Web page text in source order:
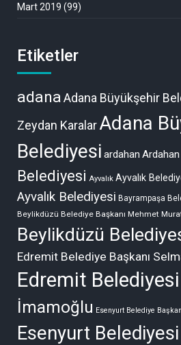
Mart 2019 (99)
Etiketler
adanaAdana Büyükşehir
Zeydan KaralarAdana
Belediyesi ardahan
Belediyesi Ayvalık Ayvalık
Ayvalık Belediyesi Bayrampaşa
Beylikdüzü Belediye Başkanı Mehmet
Beylikdüzü
Edremit Belediye Başkanı
Edremit Belediyesi
İmamoğlu Esenyurt Belediye
Esenyurt Belediyesi